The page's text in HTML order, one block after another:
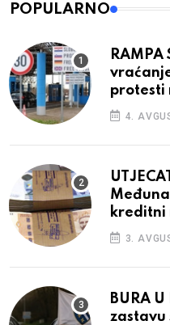
POPULARNO
RAMPA
protesti
4.
kreditni
3.
BURA
zastavu